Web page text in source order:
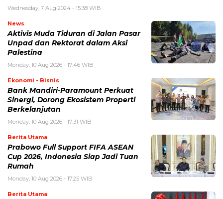
Wednesday, 7 Aug 2024 - 15:38 WIB
News
Aktivis Muda Tiduran di Jalan Pasar
Unpad dan Rektorat dalam Aksi
Palestina
Monday, 10 Aug 2026 - 17:46 WIB
Ekonomi - Bisnis
Bank Mandiri-Paramount Perkuat
Sinergi, Dorong Ekosistem Properti
Berkelanjutan
Monday, 10 Aug 2026 - 17:31 WIB
Berita Utama
Prabowo Full Support FIFA ASEAN
Cup 2026, Indonesia Siap Jadi Tuan
Rumah
Monday, 10 Aug 2026 - 17:25 WIB
Berita Utama